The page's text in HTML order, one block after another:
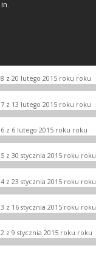
z 20 lutego 2015 roku roku
z 13 lutego 2015 roku roku
z 6 lutego 2015 roku roku
z 30 stycznia 2015 roku roku
z 23 stycznia 2015 roku roku
z 16 stycznia 2015 roku roku
z 9 stycznia 2015 roku roku